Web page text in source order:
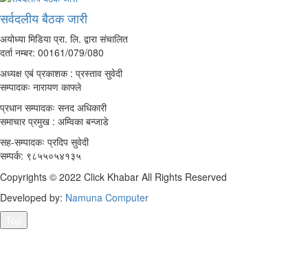
सर्वदलीय बैठक जारी
अयोध्या मिडिया प्रा. लि. द्वारा संचालित
दर्ता नम्बर: 00161/079/080
अध्यक्ष एबं प्रकाशक : प्रस्ताव सुवेदी
सम्पादकः नारायण काफ्ले
प्रधान सम्पादकः सनद अधिकारी
समाचार प्रमुख : अम्विका बन्जाडे
सह-सम्पादकः प्रदिप सुवेदी
सम्पर्क: ९८५५०५४१३५
Copyrights © 2022 Click Khabar All Rights Reserved
Developed by: Namuna Computer